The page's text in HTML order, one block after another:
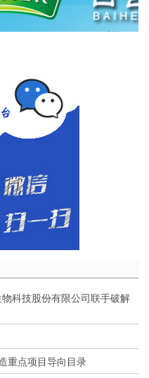
科技股份有限公司联手破解
重点项目导向目录